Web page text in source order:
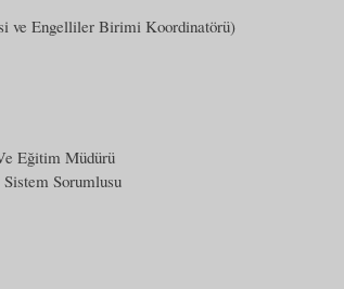
ve Engelliler Birimi Koordinatörü)
Eğitim Müdürü
Sorumlusu